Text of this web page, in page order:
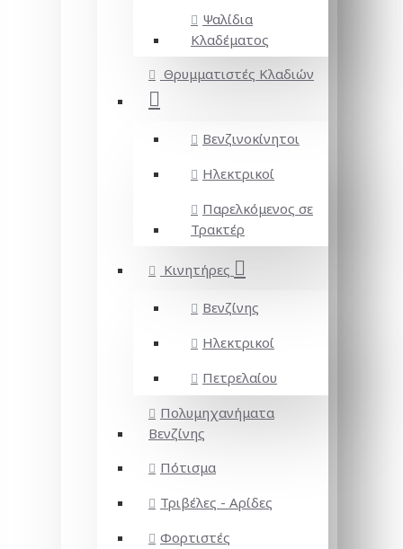
Ψαλίδια
Κλαδέματος
Θρυμματιστές Κλαδιών
Βενζινοκίνητοι
Ηλεκτρικοί
Παρελκόμενος σε
Τρακτέρ
Κινητήρες
Βενζίνης
Ηλεκτρικοί
Πετρελαίου
Πολυμηχανήματα
Βενζίνης
Πότισμα
Τριβέλες - Αρίδες
Φορτιστές